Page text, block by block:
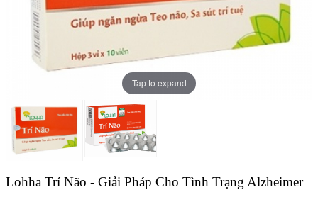
Tap to expand
Lohha Trí Não - Giải Pháp Cho Tình Trạng Alzheimer